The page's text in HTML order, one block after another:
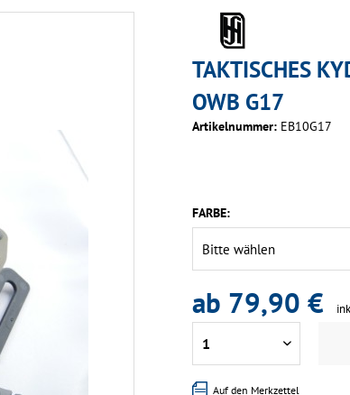
TAKTISCHES
OWB G17
Artikelnummer: EB10G17
FARBE:
ab 79,90 €
Auf den Merkzettel